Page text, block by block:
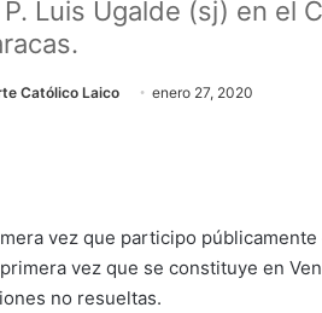
Luis Ugalde (sj) en el
Católico Laico enero 27, 2020
vez que participo
vez que se constituye en
no resueltas.